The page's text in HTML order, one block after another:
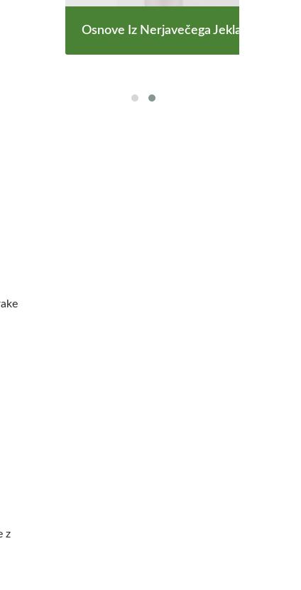
z
Osnove Iz Nerjavečega Jekla